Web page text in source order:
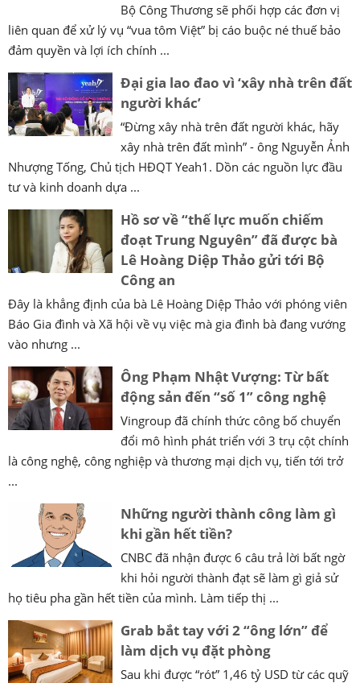
Bộ Công Thương sẽ phối hợp các đơn vị
liên quan để xử lý vụ “vua tôm Việt” bị cáo buộc né thuế bảo
đảm quyền và lợi ích chính ...
Đại gia lao đao vì ‘xây nhà trên đất
người khác’
“Đừng xây nhà trên đất người khác, hãy
xây nhà trên đất mình” - ông Nguyễn Ảnh
Nhượng Tống, Chủ tịch HĐQT Yeah1. Dồn các nguồn lực đầu
tư và kinh doanh dựa ...
Hồ sơ về “thế lực muốn chiếm
đoạt Trung Nguyên” đã được bà
Lê Hoàng Diệp Thảo gửi tới Bộ
Công an
Đây là khẳng định của bà Lê Hoàng Diệp Thảo với phóng viên
Báo Gia đình và Xã hội về vụ việc mà gia đình bà đang vướng
vào nhưng ...
Ông Phạm Nhật Vượng: Từ bất
động sản đến “số 1” công nghệ
Vingroup đã chính thức công bố chuyển
đổi mô hình phát triển với 3 trụ cột chính
là công nghệ, công nghiệp và thương mại dịch vụ, tiến tới trở
...
Những người thành công làm gì
khi gần hết tiền?
CNBC đã nhận được 6 câu trả lời bất ngờ
khi hỏi người thành đạt sẽ làm gì giả sử
họ tiêu pha gần hết tiền của mình. Làm tiếp thị ...
Grab bắt tay với 2 “ông lớn” để
làm dịch vụ đặt phòng
Sau khi được “rót” 1,46 tỷ USD từ các quỹ